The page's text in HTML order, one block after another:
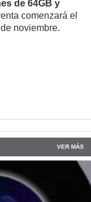
de 64GB y
comenzará el
noviembre.
VER MÁS